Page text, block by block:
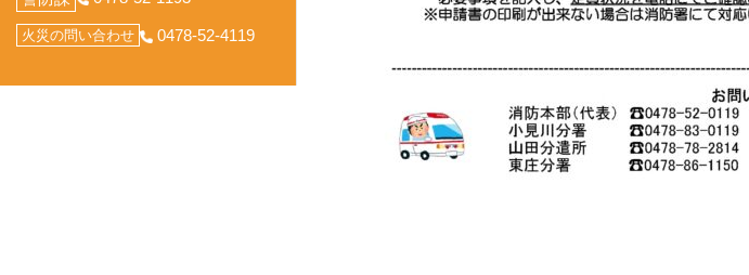
火災の問い合わせ 0478-52-4119